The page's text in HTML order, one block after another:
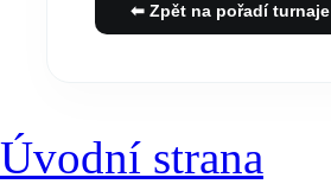
⬅ Zpět na pořadí turnaje
Úvodní strana